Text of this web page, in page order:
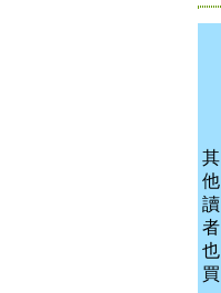
其
他
讀
者
也
買